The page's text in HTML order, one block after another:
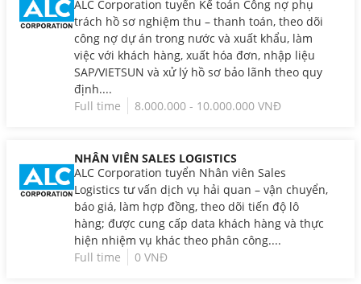
ALC Corporation tuyển Kế toán Công nợ phụ
trách hồ sơ nghiệm thu – thanh toán, theo dõi
công nợ dự án trong nước và xuất khẩu, làm
việc với khách hàng, xuất hóa đơn, nhập liệu
SAP/VIETSUN và xử lý hồ sơ bảo lãnh theo quy
định....
Full time
8.000.000 - 10.000.000 VNĐ
NHÂN VIÊN SALES LOGISTICS
ALC Corporation tuyển Nhân viên Sales
Logistics tư vấn dịch vụ hải quan – vận chuyển,
báo giá, làm hợp đồng, theo dõi tiến độ lô
hàng; được cung cấp data khách hàng và thực
hiện nhiệm vụ khác theo phân công....
Full time
0 VNĐ